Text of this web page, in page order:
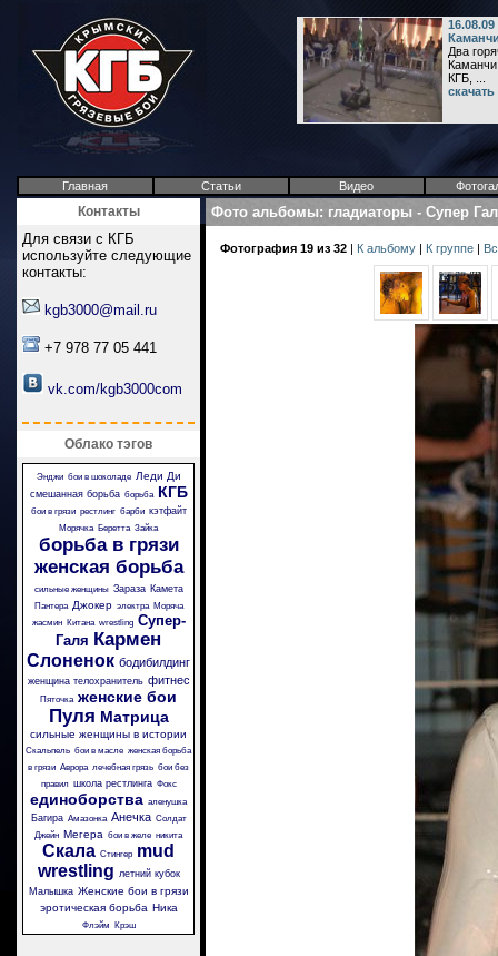
Два
КГБ, ...
Главная Статьи Видео
Контакты
Для связи с КГБ
используйте следующие
контакты:
kgb3000@mail.ru
+7 978 77 05 441
vk.com/kgb3000com
Облако тэгов
Энджи бои в шоколаде Леди Ди
смешанная борьба борьба КГБ
бои в грязи рестлинг барби кэтфайт
Морячка Беретта Зайка
борьба в грязи
женская борьба
сильные женщины Зараза Камета
Пантера Джокер электра
Моряча
жасмин
Китана wrestling Супер-
Галя Кармен
Слоненок бодибилдинг
женщина телохранитель фитнес
Пяточка женские бои
Пуля Матрица
сильные женщины в истории
Скальпель бои в масле женская борьба
в грязи Аврора лечебная грязь бои без
правил школа рестлинга Фокс
единоборства аленушка
Багира Амазонка Анечка Солдат
Джейн Мегера бои в желе никита
Скала Стингер mud
wrestling летний кубок
Малышка Женские бои в грязи
эротическая борьба Ника
Флэйм Крэш
Фото альбомы: гладиаторы - Супер
Фотография 19 из 32 | К альбому | К группе |